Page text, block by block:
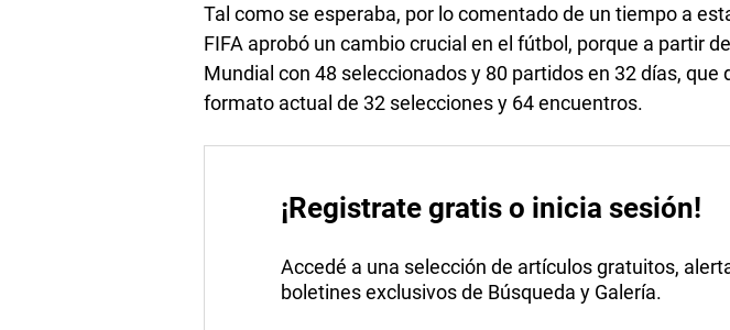
Tal como se esperaba, por lo comentado de un tiempo a
FIFA aprobó un cambio crucial en el fútbol, porque a partir
Mundial con 48 seleccionados y 80 partidos en 32 días, que
formato actual de 32 selecciones y 64 encuentros.
¡Registrate gratis o inicia sesión!
Accedé a una selección de artículos gratuitos,
boletines exclusivos de Búsqueda y Galería.